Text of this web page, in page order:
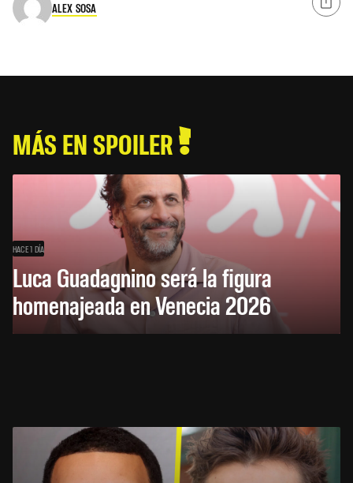
ALEX SOSA
MÁS EN SPOILER
HACE 1 DÍA
Luca Guadagnino será la figura
homenajeada en Venecia 2026